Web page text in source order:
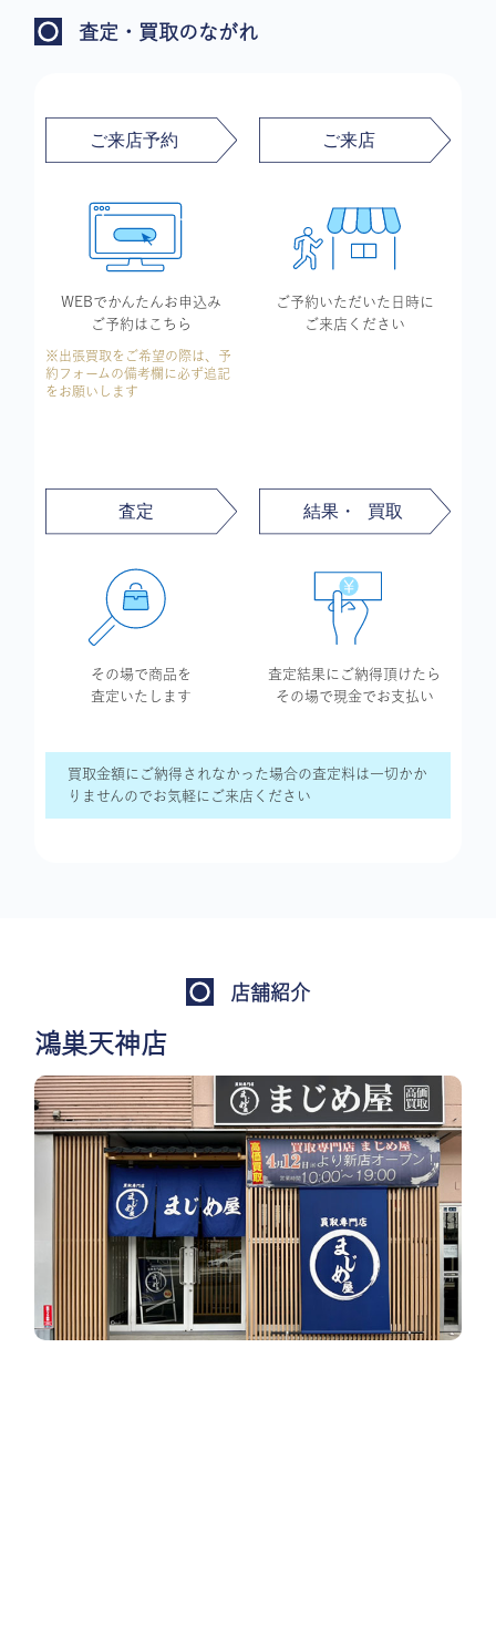
査定・買取のながれ
WEBでかんたんお申込み
ご予約はこちら
※出張買取をご希望の際は、予
約フォームの備考欄に必ず追記
をお願いします
ご予約いただいた 日時に
ご来店ください
その場で商品を
査定いたします
査定結果に ご納得頂けたら
その場で現金で お支払い
買取金額にご納得されなかった場合の査定料は一切かか
りませんのでお気軽にご来店ください
店舗紹介
鴻巣天神店